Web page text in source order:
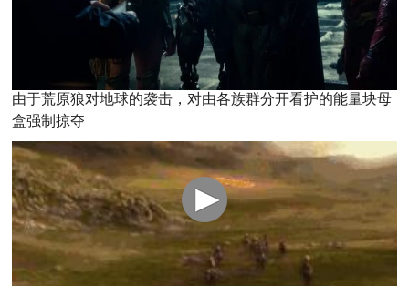
由于荒原狼对地球的袭击，对由各族群分开看护的能量块母
盒强制掠夺